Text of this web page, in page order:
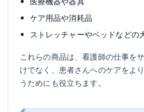
ケア用品や消耗品
ストレッチャーやベッドなどの
これらの商品は、看護師の仕事を
けでなく、患者さんへのケアをよ
うためにも役立ちます。